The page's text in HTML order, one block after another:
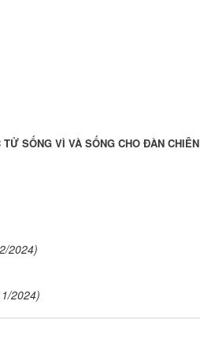
SỐNG VÌ VÀ SỐNG CHO ĐÀN CHIÊN
2024)
2024)